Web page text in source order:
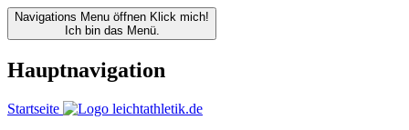
Navigations Menu öffnen Klick mich!
Ich bin das Menü.
Hauptnavigation
Startseite